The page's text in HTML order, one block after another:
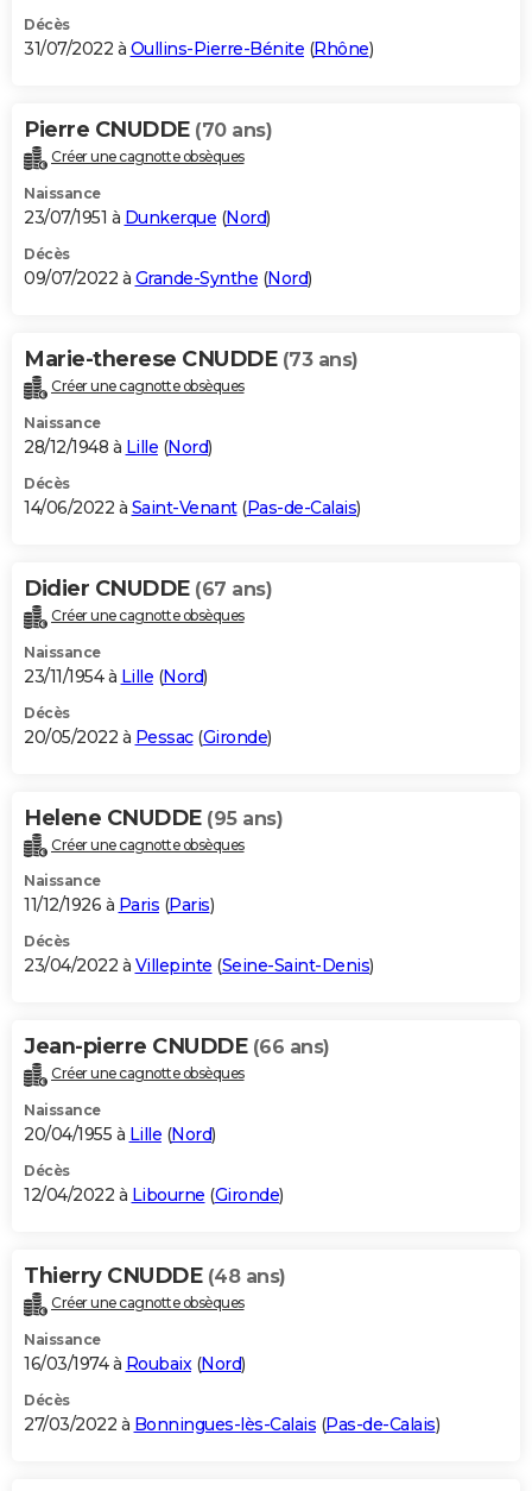
Décès
31/07/2022 à Oullins-Pierre-Bénite (Rhône)
Pierre CNUDDE (70 ans)
Créer une cagnotte obsèques
Naissance
23/07/1951 à Dunkerque (Nord)
Décès
09/07/2022 à Grande-Synthe (Nord)
Marie-therese CNUDDE (73 ans)
Créer une cagnotte obsèques
Naissance
28/12/1948 à Lille (Nord)
Décès
14/06/2022 à Saint-Venant(Pas-de-Calais)
Didier CNUDDE (67 ans)
Créer une cagnotte obsèques
Naissance
23/11/1954 à Lille (Nord)
Décès
20/05/2022 à Pessac(Gironde)
Helene CNUDDE (95 ans)
Créer une cagnotte obsèques
Naissance
11/12/1926 à Paris (Paris)
Décès
23/04/2022 à Villepinte (Seine-Saint-Denis)
Jean-pierre CNUDDE (66 ans)
Créer une cagnotte obsèques
Naissance
20/04/1955 à Lille (Nord)
Décès
12/04/2022 à Libourne (Gironde)
Thierry CNUDDE (48 ans)
Créer une cagnotte obsèques
Naissance
16/03/1974 à Roubaix(Nord)
Décès
27/03/2022 à Bonningues-lès-Calais (Pas-de-Calais)